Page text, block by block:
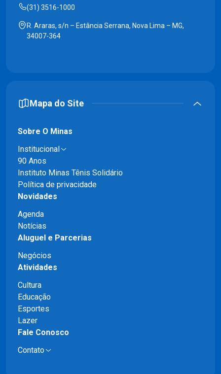
(31) 3516-1000
R. Araras, s/n – Estância Serrana, Nova Lima – MG,
34007-364
Mapa do Site
Sobre O Minas
Institucional
90 Anos
Instituto Minas Tênis Solidário
Política de privacidade
Novidades
Agenda
Notícias
Aluguel e Parcerias
Negócios
Atividades
Cultura
Educação
Esportes
Lazer
Fale Conosco
Contato